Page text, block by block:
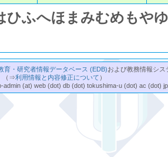
ひふへほ ま みむめもやゆ
育・研究者情報データベース (EDB)および教務情報シ
（⇒利用情報と内容修正について ）
admin (at) web (dot) db (dot) tokushima-u (dot) ac (dot)